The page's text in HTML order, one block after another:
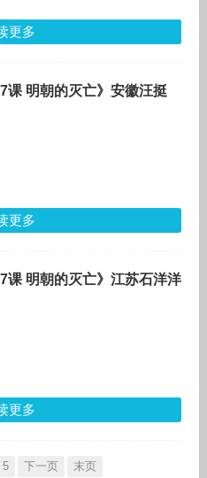
更多
课 明朝的灭亡》安徽汪挺
更多
课 明朝的灭亡》江苏石洋洋
更多
5 下一页 末页